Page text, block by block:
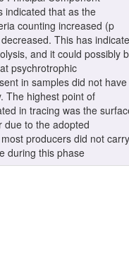
indicated that as the
counting increased (p
This has
and it could possibly
psychrotrophic
in samples did not have
The highest point of
in tracing was the
due to the adopted
producers did not carry
during this phase